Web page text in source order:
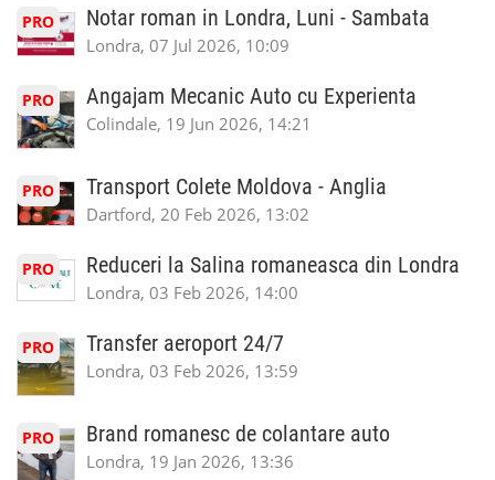
PRO Notar roman in Londra, Luni - Sambata
Londra, 07 Jul 2026, 10:09
PRO Angajam Mecanic Auto cu Experienta
Colindale, 19 Jun 2026, 14:21
PRO Transport Colete Moldova - Anglia
Dartford, 20 Feb 2026, 13:02
PRO Reduceri la Salina romaneasca din Londra
Londra, 03 Feb 2026, 14:00
PRO Transfer aeroport 24/7
Londra, 03 Feb 2026, 13:59
PRO Brand romanesc de colantare auto
Londra, 19 Jan 2026, 13:36